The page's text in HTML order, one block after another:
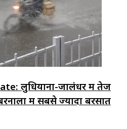
लुधियाना-जालंधर में तेज
में सबसे ज्यादा बरसात